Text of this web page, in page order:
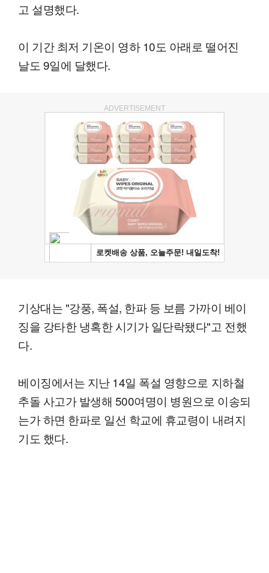
고 설명했다.
이 기간 최저 기온이 영하 10도 아래로 떨어진
날도 9일에 달했다.
ADVERTISEMENT
기상대는 "강풍, 폭설, 한파 등 보름 가까이 베이
징을 강타한 냉혹한 시기가 일단락됐다"고 전했
다.
베이징에서는 지난 14일 폭설 영향으로 지하철
추돌 사고가 발생해 500여명이 병원으로 이송되
는가 하면 한파로 일선 학교에 휴교령이 내려지
기도 했다.